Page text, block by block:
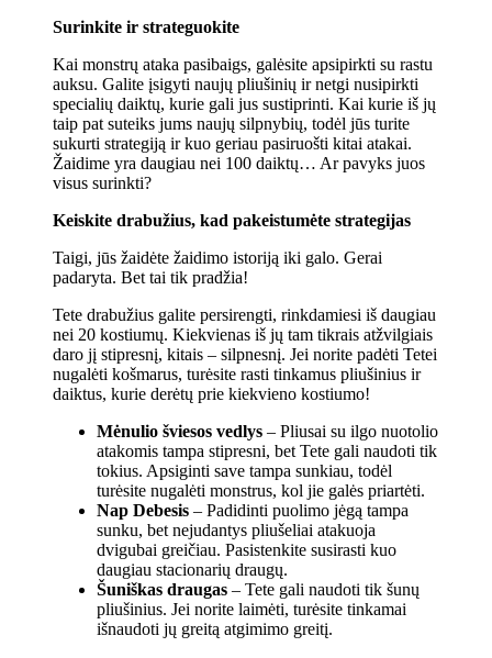
Surinkite ir strateguokite
Kai monstrų ataka pasibaigs, galėsite apsipirkti su rastu
auksu. Galite įsigyti naujų pliušinių ir netgi nusipirkti
specialių daiktų, kurie gali jus sustiprinti. Kai kurie iš jų
taip pat suteiks jums naujų silpnybių, todėl jūs turite
sukurti strategiją ir kuo geriau pasiruošti kitai atakai.
Žaidime yra daugiau nei 100 daiktų… Ar pavyks juos
visus surinkti?
Keiskite drabužius, kad pakeistumėte strategijas
Taigi, jūs žaidėte žaidimo istoriją iki galo. Gerai
padaryta. Bet tai tik pradžia!
Tete drabužius galite persirengti, rinkdamiesi iš daugiau
nei 20 kostiumų. Kiekvienas iš jų tam tikrais atžvilgiais
daro jį stipresnį, kitais – silpnesnį. Jei norite padėti Tetei
nugalėti košmarus, turėsite rasti tinkamus pliušinius ir
daiktus, kurie derėtų prie kiekvieno kostiumo!
Mėnulio šviesos vedlys – Pliusai su ilgo nuotolio
atakomis tampa stipresni, bet Tete gali naudoti tik
tokius. Apsiginti save tampa sunkiau, todėl
turėsite nugalėti monstrus, kol jie galės priartėti.
Nap Debesis – Padidinti puolimo jėgą tampa
sunku, bet nejudantys pliušeliai atakuoja
dvigubai greičiau. Pasistenkite susirasti kuo
daugiau stacionarių draugų.
Šuniškas draugas – Tete gali naudoti tik šunų
pliušinius. Jei norite laimėti, turėsite tinkamai
išnaudoti jų greitą atgimimo greitį.